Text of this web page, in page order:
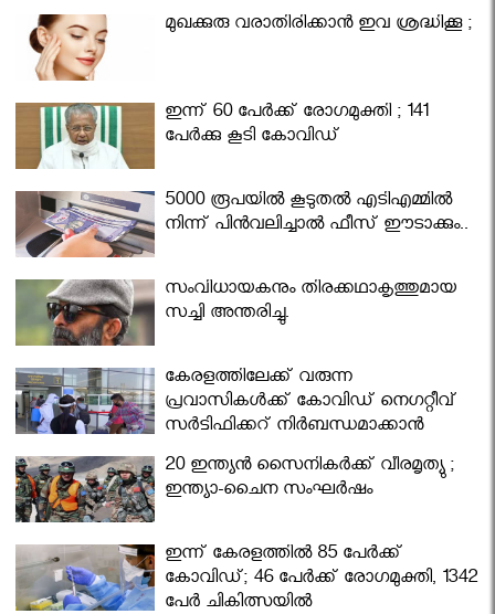
മുഖക്കുരു വരാതിരിക്കാന്‍ ഇവ ശ്രദ്ധിക്കൂ ;
ഇന്ന് 60 പേർക്ക് രോഗമുക്തി ; 141
പേര്‍ക്കു കൂടി കോവിഡ്
5000 രൂപയിൽ കൂടുതൽ എടിഎമ്മിൽ
നിന്ന് പിൻവലിച്ചാൽ ഫീസ് ഈടാക്കും..
സംവിധായകനും തിരക്കഥാകൃത്തുമായ
സച്ചി അന്തരിച്ചു.
കേരളത്തിലേക്ക് വരുന്ന
പ്രവാസികള്‍ക്ക് കോവിഡ് നെഗറ്റീവ്
സര്‍ട്ടിഫിക്കറ്റ് നിർബന്ധമാക്കാൻ
മന്ത്രിസഭ
20 ഇന്ത്യൻ സൈനികർക്ക് വീരമൃത്യു ;
ഇന്ത്യാ-ചൈന സംഘർഷം
ഇന്ന് കേരളത്തിൽ 85 പേർക്ക്
കോവിഡ്; 46 പേർക്ക് രോഗമുക്തി, 1342
പേർ ചികിത്സയിൽ